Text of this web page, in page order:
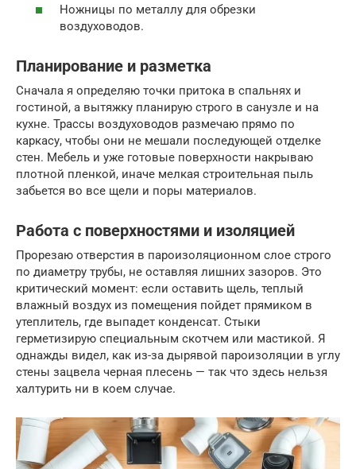
Ножницы по металлу для обрезки
воздуховодов.
Планирование и разметка
Сначала я определяю точки притока в спальнях и
гостиной, а вытяжку планирую строго в санузле и на
кухне. Трассы воздуховодов размечаю прямо по
каркасу, чтобы они не мешали последующей отделке
стен. Мебель и уже готовые поверхности накрываю
плотной пленкой, иначе мелкая строительная пыль
забьется во все щели и поры материалов.
Работа с поверхностями и изоляцией
Прорезаю отверстия в пароизоляционном слое строго
по диаметру трубы, не оставляя лишних зазоров. Это
критический момент: если оставить щель, теплый
влажный воздух из помещения пойдет прямиком в
утеплитель, где выпадет конденсат. Стыки
герметизирую специальным скотчем или мастикой. Я
однажды видел, как из-за дырявой пароизоляции в углу
стены зацвела черная плесень — так что здесь нельзя
халтурить ни в коем случае.